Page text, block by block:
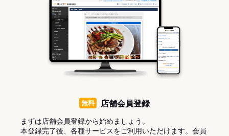
無料 店舗会員登録
まずは店舗会員登録から始めましょう。
本登録完了後、各種サービスをご利用いただけます。会員